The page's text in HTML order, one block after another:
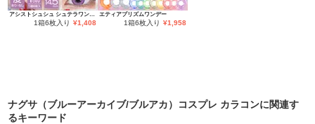
アシストシュシュ シュテラワンデー
1箱6枚入り ¥1,408
エティアプリズムワンデー
1箱6枚入り ¥1,958
ナグサ（ブルーアーカイブ/ブルアカ）コスプレ カラコンに関連す
るキーワード